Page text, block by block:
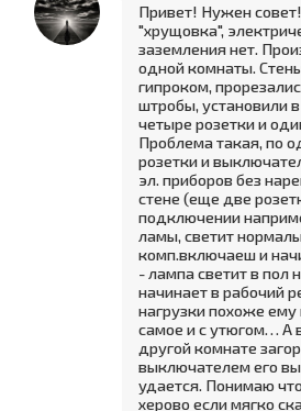
Привет! Нужен
"хрущовка",
заземления нет.
одной комнаты.
гипроком,
штробы, установили
четыре розетки и
Проблема такая, по
розетки и
эл. приборов без
стене (еще две
подключении
ламы, светит
комп.включаеш и
- лампа светит в пол
начинает в рабочий
нагрузки похоже ему
самое и с утюгом… А
другой комнате
выключателем его
удается. Понимаю
херово если мягко